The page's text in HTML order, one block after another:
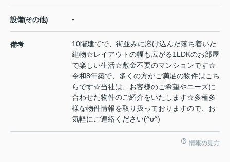
設備(その他) -
備考
10階建てで、街並みに溶け込んだ落ち着いた
建物☆レイアウトの幅も広がる1LDKのお部屋
で楽しい生活☆敷金不要のマンションです☆
令和8年築で、多くの方がご満足の物件はこち
らです☆当社は、お客様のご希望やニーズに
合わせた物件のご紹介をいたします☆多種多
様な物件情報を取り扱っておりますので、お
気軽にご連絡ください(^o^)
情報の見方